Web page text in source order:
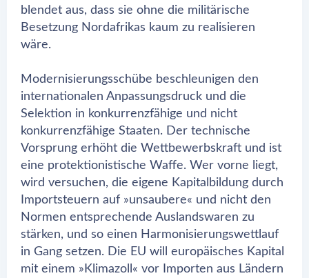
blendet aus, dass sie ohne die militärische
Besetzung Nordafrikas kaum zu realisieren
wäre.
Modernisierungsschübe beschleunigen den
internationalen Anpassungsdruck und die
Selektion in konkurrenzfähige und nicht
konkurrenzfähige Staaten. Der technische
Vorsprung erhöht die Wettbewerbskraft und ist
eine protektionistische Waffe. Wer vorne liegt,
wird versuchen, die eigene Kapitalbildung durch
Importsteuern auf »unsaubere« und nicht den
Normen entsprechende Auslandswaren zu
stärken, und so einen Harmonisierungswettlauf
in Gang setzen. Die EU will europäisches Kapital
mit einem »Klimazoll« vor Importen aus Ländern